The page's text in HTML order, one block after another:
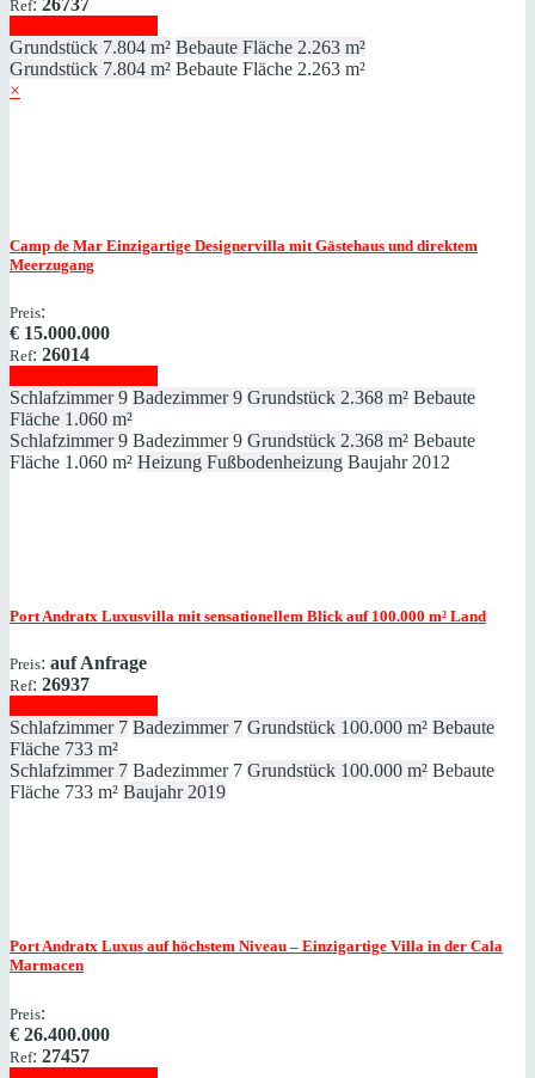
Ref: 26737
Grundstück 7.804 m² Bebaute Fläche 2.263 m²
Grundstück 7.804 m² Bebaute Fläche 2.263 m²
×
Camp de Mar Einzigartige Designervilla mit Gästehaus und direktem
Meerzugang
Preis:
€ 15.000.000
Ref: 26014
Schlafzimmer 9 Badezimmer 9 Grundstück 2.368 m² Bebaute
Fläche 1.060 m²
Schlafzimmer 9 Badezimmer 9 Grundstück 2.368 m² Bebaute
Fläche 1.060 m² Heizung Fußbodenheizung Baujahr 2012
Port Andratx Luxusvilla mit sensationellem Blick auf 100.000 m² Land
Preis: auf Anfrage
Ref: 26937
Schlafzimmer 7 Badezimmer 7 Grundstück 100.000 m² Bebaute
Fläche 733 m²
Schlafzimmer 7 Badezimmer 7 Grundstück 100.000 m² Bebaute
Fläche 733 m² Baujahr 2019
Port Andratx Luxus auf höchstem Niveau – Einzigartige Villa in der Cala
Marmacen
Preis:
€ 26.400.000
Ref: 27457